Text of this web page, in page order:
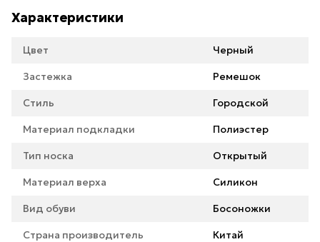
Характеристики
Цвет Черный
Застежка Ремешок
Стиль Городской
Материал подкладки Полиэстер
Тип носка Открытый
Материал верха Силикон
Вид обуви Босоножки
Страна производитель Китай